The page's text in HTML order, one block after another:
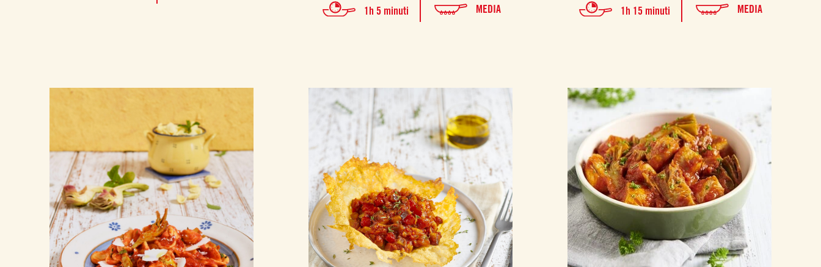
1h 5 minuti MEDIA 1h 15 minuti MEDIA